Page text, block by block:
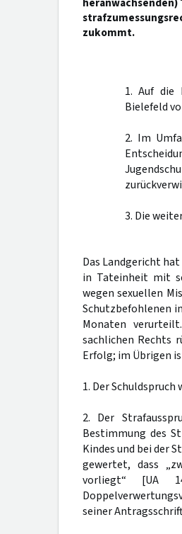
zukommt.
1. Auf die
Bielefeld
2. Im
3. Die
Das Landgericht
in Tateinheit mit
wegen sexuellen
Schutzbefohlenen
Monaten
sachlichen Rechts
Erfolg; im Übrigen
1. Der
2. Der
Bestimmung des
Kindes und bei der
gewertet, dass
vorliegt“ [UA
seiner